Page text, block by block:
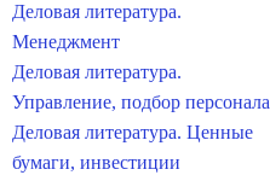
Деловая литература.
Менеджмент
Деловая литература.
Управление, подбор персонала
Деловая литература. Ценные
бумаги, инвестиции